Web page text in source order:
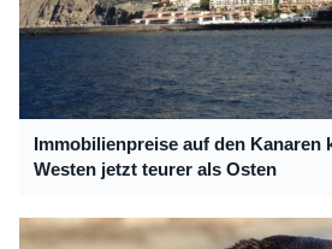
Immobilienpreise auf den Kanaren
Westen jetzt teurer als Osten